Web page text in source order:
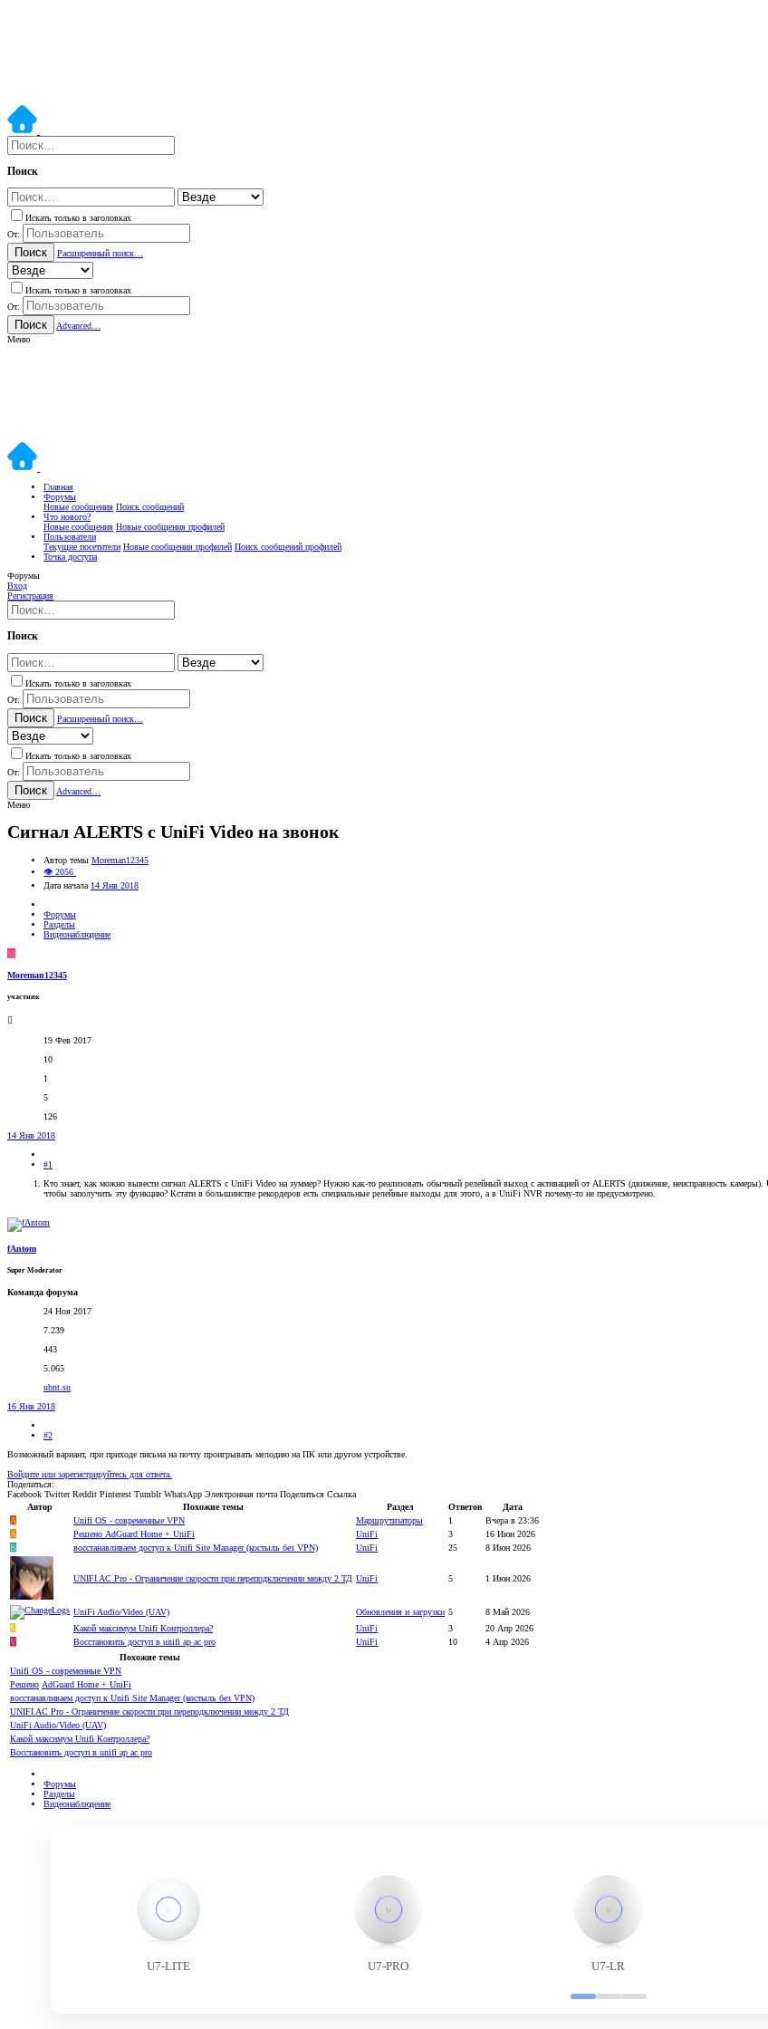
Поиск
Искать только в заголовках
От:
Поиск Расширенный поиск…
Искать только в заголовках
От:
Поиск
Advanced…
Меню
Главная
Форумы
Новые сообщения Поиск сообщений
Что нового?
Новые сообщения Новые сообщения профилей
Пользователи
Текущие посетители Новые сообщения профилей Поиск сообщений профилей
Точка доступа
Форумы
Вход
Регистрация
Поиск
Искать только в заголовках
От:
Поиск Расширенный поиск…
Искать только в заголовках
От:
Поиск
Advanced…
Меню
Сигнал ALERTS с UniFi Video на звонок
Автор темы Moreman12345
👁 2056
Дата начала 14 Янв 2018
Форумы
Разделы
Видеонаблюдение
M
Moreman12345
участник
19 Фев 2017
10
1
5
126
14 Янв 2018
#1
Кто знает, как можно вывести сигнал ALERTS с UniFi Video на зуммер? Нужно как-то реализовать обычный релейный выход с активацией от ALERTS (движение, неисправность
чтобы заполучить эту функцию? Кстати в большинстве рекордеров есть специальные релейные выходы для этого, а в UniFi NVR почему-то не предусмотрено.
fAntom
Super Moderator
Команда форума
24 Ноя 2017
7.239
443
5.065
ubnt.su
16 Янв 2018
#2
Возможный вариант, при приходе письма на почту проигрывать мелодию на ПК или другом устройстве.
Войдите или зарегистрируйтесь для ответа.
Поделиться:
Facebook Twitter Reddit Pinterest Tumblr WhatsApp Электронная почта Поделиться Ссылка
Автор
Похожие темы Раздел Ответов
Дата
A
Unifi OS - современные VPN Маршрутизаторы 1
Вчера в 23:36
A
Решено AdGuard Home + UniFi UniFi 3
16 Июн 2026
B
восстанавливаем доступ к Unifi Site Manager (костыль без VPN) UniFi 25 8 Июн 2026
UNIFI AC Pro - Ограничение скорости при переподключении между 2 ТД UniFi 5 1 Июн 2026
UniFi Audio/Video (UAV) Обновления и загрузки 5
8 Май 2026
S
Какой максимум Unifi Контроллера? UniFi 3
20 Апр 2026
V
Восстановить доступ в unifi ap ac pro UniFi 10
4 Апр 2026
Похожие темы
Unifi OS - современные VPN
Решено AdGuard Home + UniFi
восстанавливаем доступ к Unifi Site Manager (костыль без VPN)
UNIFI AC Pro - Ограничение скорости при переподключении между 2 ТД
UniFi Audio/Video (UAV)
Какой максимум Unifi Контроллера?
Восстановить доступ в unifi ap ac pro
Форумы
Разделы
Видеонаблюдение
U7-LITE U7-PRO U7-LR